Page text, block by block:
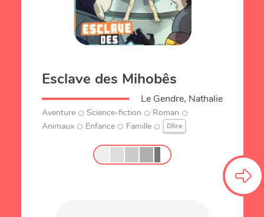
Esclave des Mihobês
Le Gendre, Nathalie
Aventure Science-fiction
Roman
Animaux
Enfance Famille Dlire